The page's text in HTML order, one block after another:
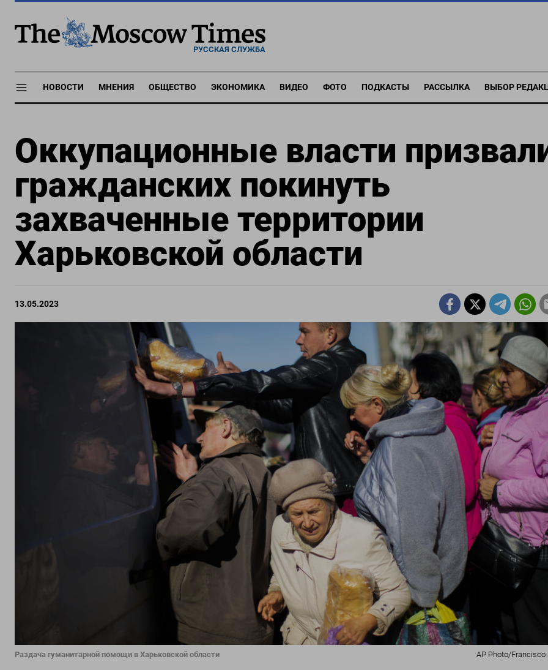
РУССКАЯ СЛУЖБА
НОВОСТИ МНЕНИЯ ОБЩЕСТВО ЭКОНОМИКА ВИДЕО ФОТО ПОДКАСТЫ РАССЫЛКА ВЫБОР
Оккупационные власти
гражданских покинуть
захваченные территории
Харьковской области
13.05.2023
Раздача гуманитарной помощи в Харьковской области AP Photo/Francisco